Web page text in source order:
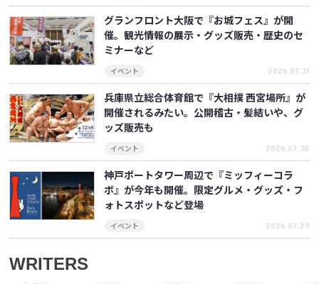
グランフロント大阪で『お城フェス』が開
催。観光情報の展示・グッズ販売・歴史のセ
ミナーなど
イベント 2026.07.31
兵庫県立総合体育館で『大相撲 西宮場所』が
開催されるみたい。公開稽古・髪結いや、グ
ッズ販売も
イベント 2026.07.30
神戸ポートタワー周辺で『ミッフィーコラ
ボ』が今年も開催。限定グルメ・グッズ・フ
ォトスポットなど登場
イベント 2026.07.29
WRITERS